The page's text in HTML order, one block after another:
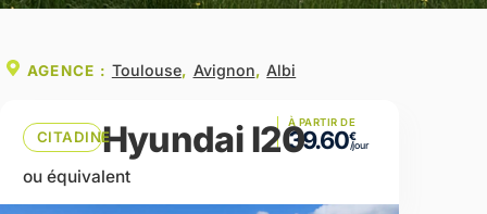
AGENCE : Toulouse, Avignon, Albi
À PARTIR DE
39.60
Hyundai I20
CITADINE
ou équivalent